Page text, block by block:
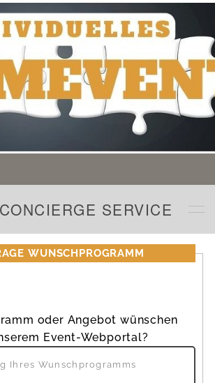
SERVICE
WUNSCHPROGRAMM
oder Angebot wünschen
Event-Webportal?